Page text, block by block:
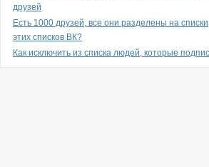
друзей
Есть 1000 друзей, все они разделены на
этих списков ВК?
Как исключить из списка людей, которые